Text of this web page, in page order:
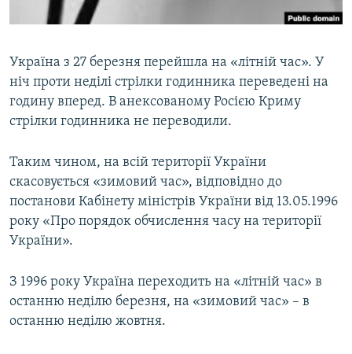
ВІДЕОУРОКИ «ELIFBE»
УКРАЇНСЬКА ПРОБЛЕМА КРИМУ
ІНФОГРАФІКА
Русский
Qırımtatar
ДОЛУЧАЙСЯ!
Усі сайти RFE/RL
Україна з 27 березня перейшла на «літній час». У
ніч проти неділі стрілки годинника переведені на
годину вперед. В анексованому Росією Криму
стрілки годинника не переводили.
Таким чином, на всій території України
скасовується «зимовий час», відповідно до
постанови Кабінету міністрів України від 13.05.1996
року «Про порядок обчислення часу на території
України».
З 1996 року Україна переходить на «літній час» в
останню неділю березня, на «зимовий час» – в
останню неділю жовтня.